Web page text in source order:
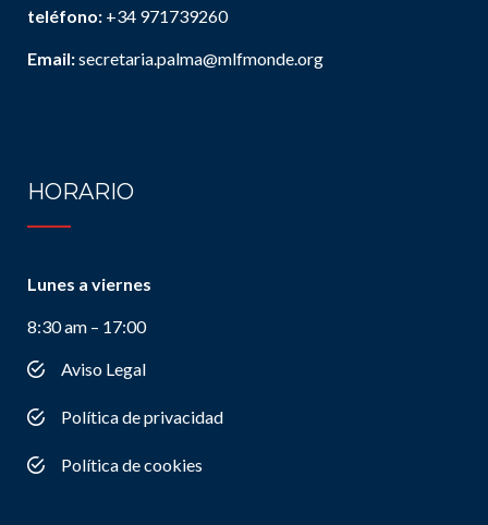
teléfono: +34 971739260
Email:secretaria.palma@mlfmonde.org
HORARIO
Lunes a viernes
8:30 am – 17:00
Aviso Legal
Política de privacidad
Política de cookies